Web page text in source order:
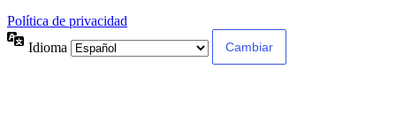
Política de privacidad
Idioma